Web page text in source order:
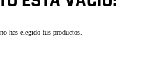
has elegido tus productos.